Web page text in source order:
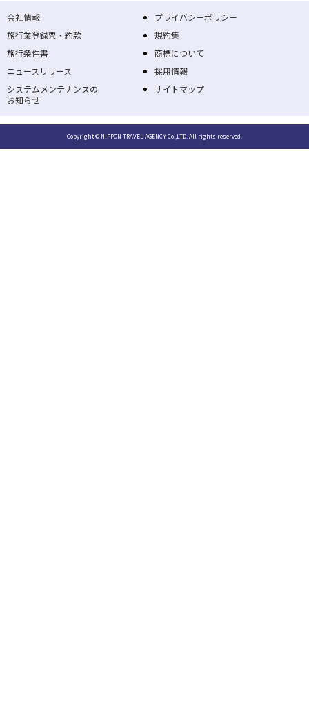
会社情報
プライバシーポリシー
旅行業登録票・約款
規約集
旅行条件書
商標について
ニュースリリース
採用情報
システムメンテナンスの
お知らせ
サイトマップ
Copyright © NIPPON TRAVEL AGENCY Co.,LTD. All rights reserved.